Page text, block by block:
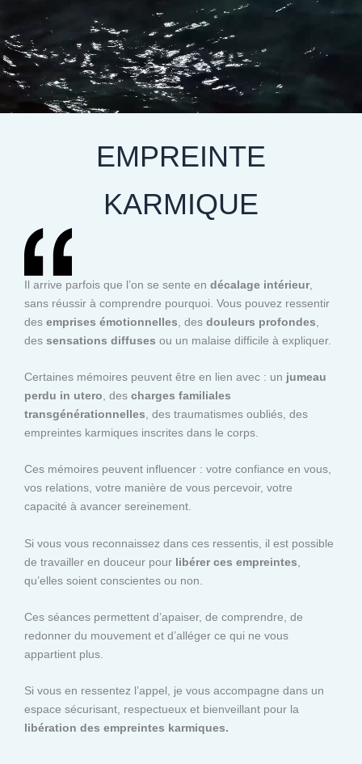
EMPREINTE
KARMIQUE
Il arrive parfois que l’on se sente en décalage intérieur,
sans réussir à comprendre pourquoi. Vous pouvez ressentir
des emprises émotionnelles , des douleurs profondes
des sensations diffuses ou un malaise difficile à expliquer.
Certaines mémoires peuvent être en lien avec : un jumeau
perdu in utero , des charges familiales
transgénérationnelles , des traumatismes oubliés, des
empreintes karmiques inscrites dans le corps.
Ces mémoires peuvent influencer : votre confiance en vous,
vos relations, votre manière de vous percevoir, votre
capacité à avancer sereinement.
Si vous vous reconnaissez dans ces ressentis, il est possible
de travailler en douceur pour libérer ces empreintes
qu’elles soient conscientes ou non.
Ces séances permettent d’apaiser, de comprendre, de
redonner du mouvement et d’alléger ce qui ne vous
appartient plus.
Si vous en ressentez l’appel, je vous accompagne dans un
espace sécurisant, respectueux et bienveillant pour la
libération des empreintes karmiques.